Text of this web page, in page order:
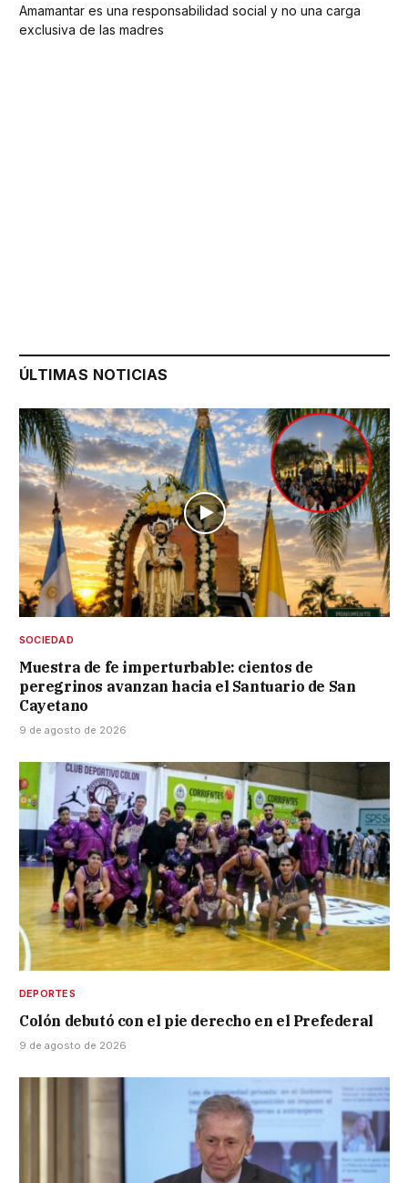
Amamantar es una responsabilidad social y no una carga
exclusiva de las madres
ÚLTIMAS NOTICIAS
SOCIEDAD
Muestra de fe imperturbable: cientos de
peregrinos avanzan hacia el Santuario de San
Cayetano
9 de agosto de 2026
DEPORTES
Colón debutó con el pie derecho en el Prefederal
9 de agosto de 2026